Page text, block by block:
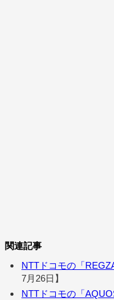
関連記事
NTTドコモの「
7月26日】
NTTドコモの「